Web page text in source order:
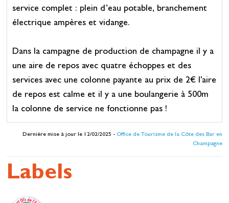
service complet : plein d’eau potable, branchement
électrique ampères et vidange.
Dans la campagne de production de champagne il y a
une aire de repos avec quatre échoppes et des
services avec une colonne payante au prix de 2€ l'aire
de repos est calme et il y a une boulangerie à 500m
la colonne de service ne fonctionne pas !
Dernière mise à jour le 12/02/2025 - Office de Tourisme de la Côte des Bar en
Champagne
Labels